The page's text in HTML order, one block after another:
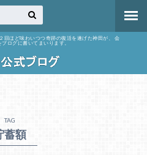
回ほど味わいつつ奇跡の復活を遂げた神田が、 会
ログに書いてまいります。
TAG
蓄額